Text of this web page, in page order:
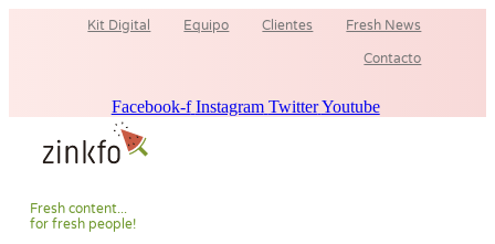
Kit Digital Equipo Clientes Fresh News
Contacto
Facebook-f Instagram TwitterYoutube
Fresh content...
for fresh people!